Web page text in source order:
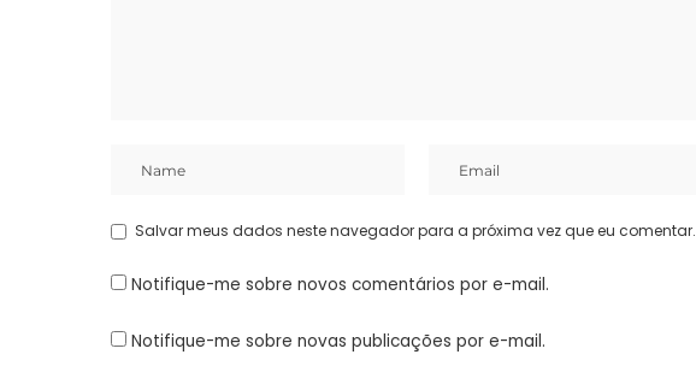
Salvar meus dados neste navegador para a próxima vez que eu comentar.
Notifique-me sobre novos comentários por e-mail.
Notifique-me sobre novas publicações por e-mail.